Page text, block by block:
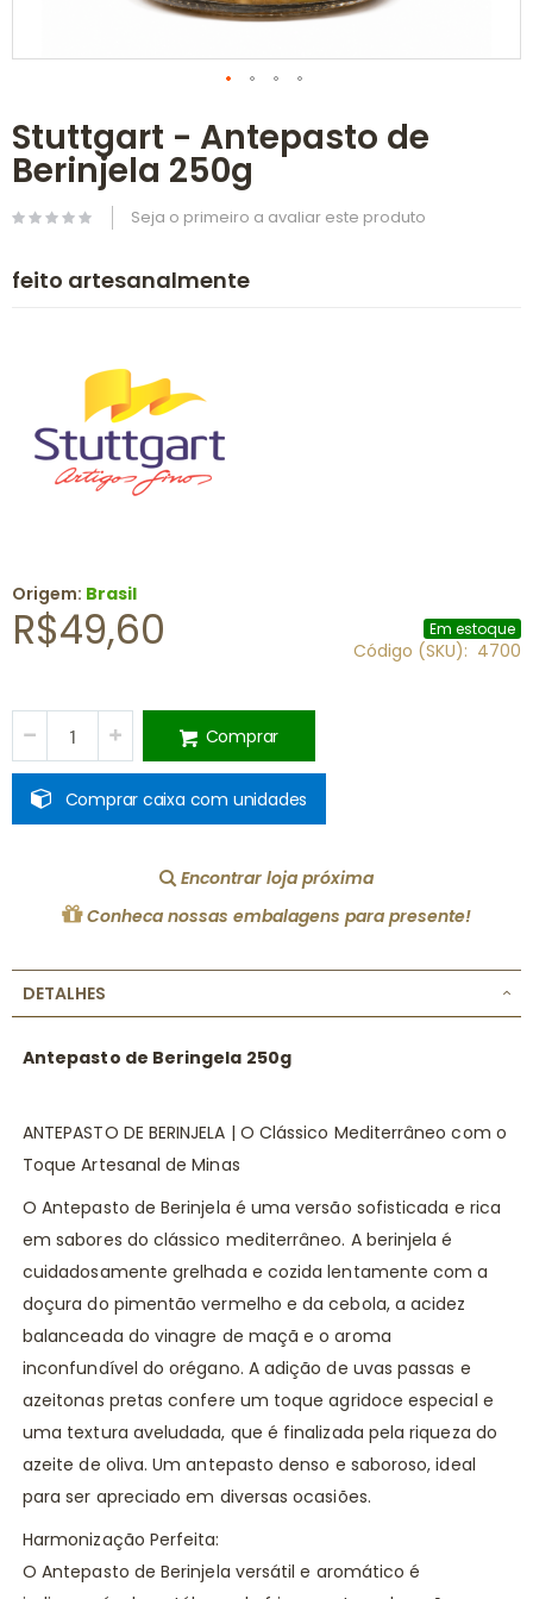
para
o
início
Galeria
Stuttgart - Antepasto de
Berinjela 250g
Seja o primeiro a avaliar este produto
feito artesanalmente
Origem: Brasil
R$49,60 Em estoque
Código (SKU) 4700
Comprar
Comprar caixa com unidades
Encontrar loja próxima
Conheca nossas embalagens para presente!
DETALHES
Antepasto de Beringela 250g
ANTEPASTO DE BERINJELA | O Clássico Mediterrâneo com o
Toque Artesanal de Minas
O Antepasto de Berinjela é uma versão sofisticada e rica
em sabores do clássico mediterrâneo. A berinjela é
cuidadosamente grelhada e cozida lentamente com a
doçura do pimentão vermelho e da cebola, a acidez
balanceada do vinagre de maçã e o aroma
inconfundível do orégano. A adição de uvas passas e
azeitonas pretas confere um toque agridoce especial e
uma textura aveludada, que é finalizada pela riqueza do
azeite de oliva. Um antepasto denso e saboroso, ideal
para ser apreciado em diversas ocasiões.
Harmonização Perfeita:
O Antepasto de Berinjela versátil e aromático é